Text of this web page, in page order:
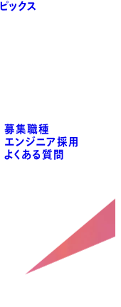
ックス
募集職種
エンジニア採用
よくある質問